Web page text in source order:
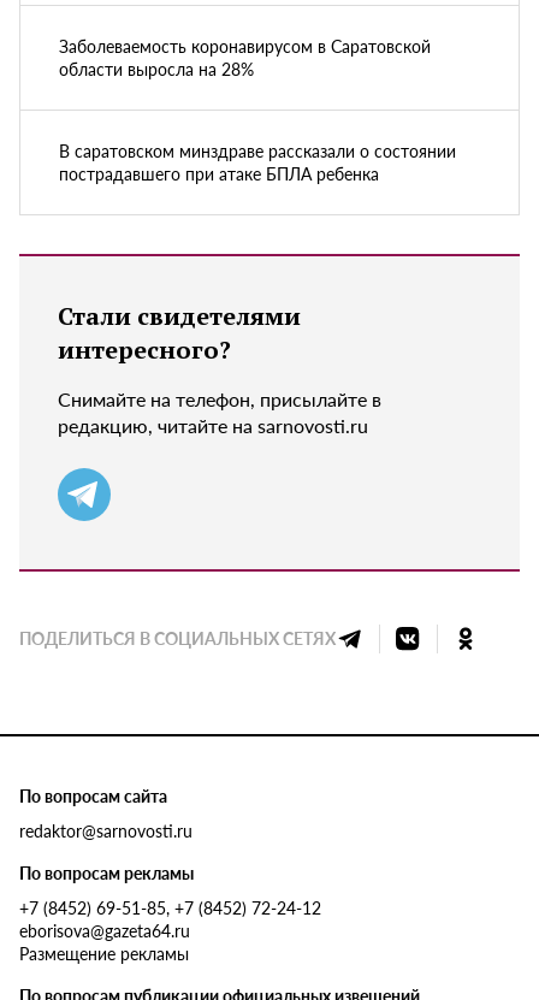
Заболеваемость коронавирусом в Саратовской
области выросла на 28%
В саратовском минздраве рассказали о состоянии
пострадавшего при атаке БПЛА ребенка
Стали свидетелями
интересного?
Снимайте на телефон, присылайте в
редакцию, читайте на sarnovosti.ru
ПОДЕЛИТЬСЯ В СОЦИАЛЬНЫХ СЕТЯХ
По вопросам сайта
redaktor@sarnovosti.ru
По вопросам рекламы
+7 (8452) 69-51-85, +7 (8452) 72-24-12
eborisova@gazeta64.ru
Размещение рекламы